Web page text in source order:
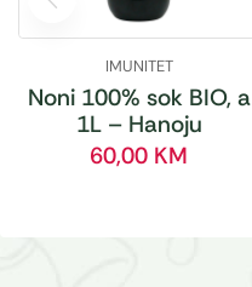
IMUNITET
Noni 100% sok BIO, a
1L – Hanoju
60,00 KM